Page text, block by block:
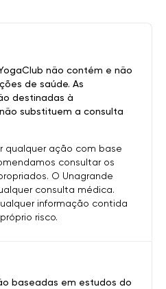
baseadas em estudos do
não contém e não
de saúde. As
destinadas à
substituem a consulta
qualquer ação com base
consultar os
O Unagrande
consulta médica.
informação contida
risco.